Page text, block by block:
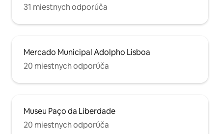
31 miestnych odporúča
Mercado Municipal Adolpho Lisboa
20 miestnych odporúča
Museu Paço da Liberdade
20 miestnych odporúča